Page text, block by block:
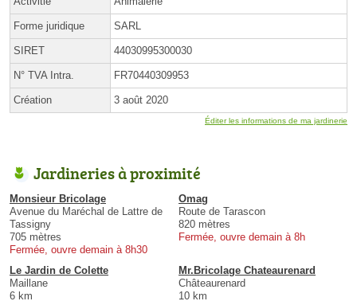
Forme juridique SARL
SIRET 44030995300030
N° TVA Intra. FR70440309953
Création 3 août 2020
Éditer les informations de ma jardinerie
Jardineries à proximité
Monsieur Bricolage
Avenue du Maréchal de Lattre de
Tassigny
705 mètres
Fermée, ouvre demain à 8h30
Omag
Route de Tarascon
820 mètres
Fermée, ouvre demain à 8h
Le Jardin de Colette
Maillane
6 km
Mr.Bricolage Chateaurenard
Châteaurenard
10 km